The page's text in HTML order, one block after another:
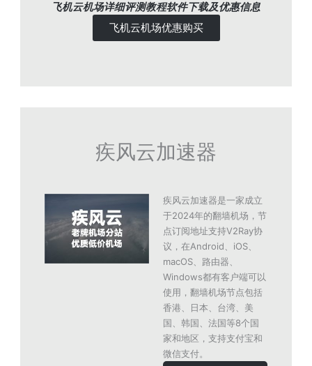
飞机云机场详细评测教程软件下载及优惠信息
飞机云机场优惠购买
疾风云加速器
疾风云加速器是一家成立
于2024年的翻墙机场，节
点订阅地址支持V2Ray协
议，在Android、iOS、
macOS、路由器、
Windows都有客户端可以
使用，翻墙机场节点包括
香港、日本、台湾、美
国、韩国、法国等8个国
家和地区，支持支付宝和
微信支付。